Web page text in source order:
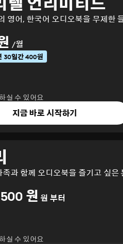
시간 여행을 할 수 있는 시간이 줄
주었던 개성들을 한데 모아 보여
입된 시간 여행자들은 다양한 색
사적 순간과 만난 사례도 있고,
면 여러 전작의 분위기를 번갈아
면서 말이죠.그런데 문제가 있습
을 감독하는 것만으로도 정신없
다. 초반에는 확실히 집중해서 읽
뛰어나지만 실제로 플롯을 정리
래 주셔야 합니다. 이것이 코니
잡성을 적당히 낮추는 대신에 소
여행 시스템의 복잡성이 증가하
문제가 생길 것 같지요. 얼핏 코미
계속되면 어딘가가 약간 무너질
이 드러나지 않는 긴장감이 점점
고 있습니다.이 시리즈에서 시간
그 모습을 직접 보여주는 『블랙아
와 인과율의 법칙은 시간 여행을
에 다가가는 옥스퍼드의 시간 여
움이자 슬픔일 수도 있습니다. 그
영어, 한국어 오디오북을 무제한
/월
30일간 400원
실 수 있어요
지금 바로 시작하기
족과 함께 오디오북을 즐기고 싶은
원 원 부터
실 수 있어요